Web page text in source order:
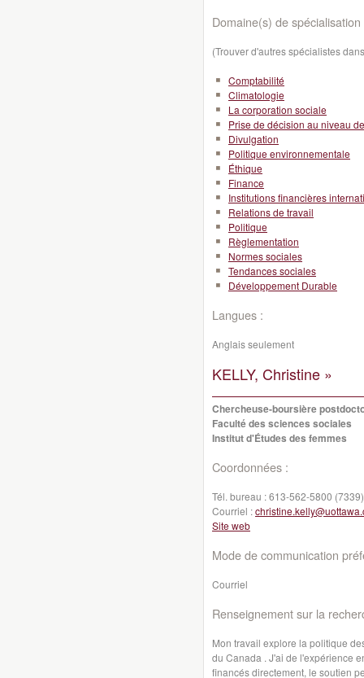
Domaine(s) de spécialisation
(Trouver d'autres spécialistes
Comptabilité
Climatologie
La corporation sociale
Prise de décision au niveau
Divulgation
Politique environnementale
Éthique
Finance
Institutions financières
Relations de travail
Politique
Règlementation
Normes sociales
Tendances sociales
Développement Durable
Langues :
Anglais seulement
KELLY, Christine »
Chercheuse-boursière
Faculté des sciences sociales
Institut d'Études des femmes
Coordonnées :
Tél. bureau :613-562-5800 (7339)
Courriel :
Site web
Mode de communication
Courriel
Renseignement sur la
Mon travail explore la politique
du Canada . J'ai de l'expérience
financés directement, le soutien